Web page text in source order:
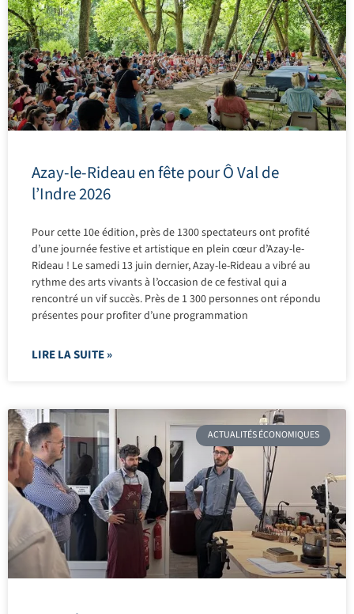
Azay-le-Rideau en fête pour Ô Val de
l’Indre 2026
Pour cette 10e édition, près de 1300 spectateurs ont profité
d’une journée festive et artistique en plein cœur d’Azay-le-
Rideau ! Le samedi 13 juin dernier, Azay-le-Rideau a vibré au
rythme des arts vivants à l’occasion de ce festival qui a
rencontré un vif succès. Près de 1 300 personnes ont répondu
présentes pour profiter d’une programmation
LIRE LA SUITE »
ACTUALITÉS ÉCONOMIQUES